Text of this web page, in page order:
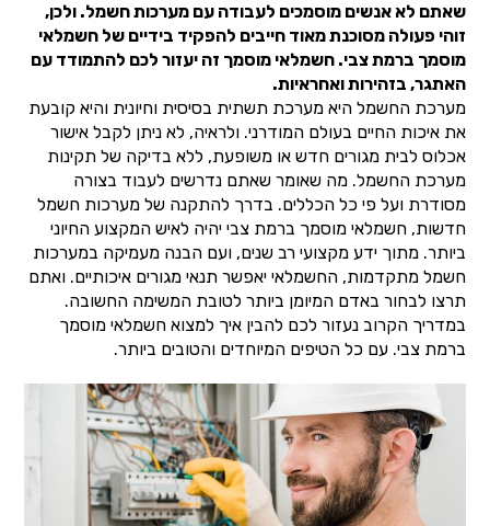
שאתם לא אנשים מוסמכים לעבודה עם מערכות חשמל. ולכן,
זוהי פעולה מסוכנת מאוד חייבים להפקיד בידיים של חשמלאי
מוסמך ברמת צבי. חשמלאי מוסמך זה יעזור לכם להתמודד עם
האתגר, בזהירות ואחראיות.
מערכת החשמל היא מערכת תשתית בסיסית וחיונית והיא קובעת
את איכות החיים בעולם המודרני. ולראיה, לא ניתן לקבל אישור
אכלוס לבית מגורים חדש או משופעת, ללא בדיקה של תקינות
מערכת החשמל. מה שאומר שאתם נדרשים לעבוד בצורה
מסודרת ועל פי כל הכללים. בדרך להתקנה של מערכות חשמל
חדשות, חשמלאי מוסמך ברמת צבי יהיה לאיש המקצוע החיוני
ביותר. מתוך ידע מקצועי רב שנים, ועם הבנה מעמיקה במערכות
חשמל מתקדמות, החשמלאי יאפשר תנאי מגורים איכותיים. ואתם
תרצו לבחור באדם המיומן ביותר לטובת המשימה החשובה.
במדריך הקרוב נעזור לכם להבין איך למצוא חשמלאי מוסמך
ברמת צבי. עם כל הטיפים המיוחדים והטובים ביותר.